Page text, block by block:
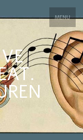
MENU